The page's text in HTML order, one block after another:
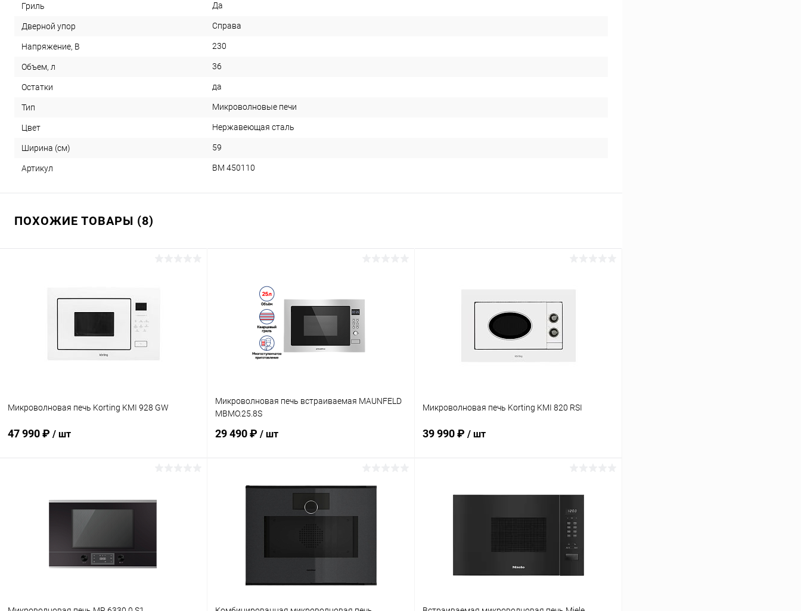
Гриль Да
Дверной упор Справа
Напряжение, В 230
Объем, л 36
Остатки да
Тип Микроволновые печи
Цвет Нержавеющая сталь
Ширина (cм) 59
Артикул BM 450110
ПОХОЖИЕ ТОВАРЫ (8)
Микроволновая печь Korting KMI 928 GW
47 990 ₽ / шт
Микроволновая печь встраиваемая MAUNFELD
MBMO.25.8S
29 490 ₽ / шт
В корзину
Купить в 1 клик Сравнение
Микроволновая печь Korting KMI 820 RSI
39 990 ₽ / шт
Сравнение
В наличии